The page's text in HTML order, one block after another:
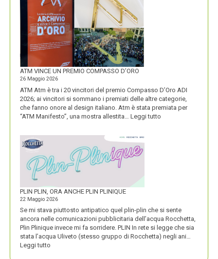
DOLOMITI
ENERGIA
MOSTRA
LA
SUA
IDENTITÀ
FORTE
ATM VINCE UN PREMIO COMPASSO D’ORO
26 Maggio 2026
ATM Atm è tra i 20 vincitori del premio Compasso D’Oro ADI
2026; ai vincitori si sommano i premiati delle altre categorie,
che fanno onore al design italiano. Atm è stata premiata per
“ATM Manifesto”, una mostra allestita… Leggi tutto
PLIN PLIN, ORA ANCHE PLIN PLINIQUE
22 Maggio 2026
Se mi stava piuttosto antipatico quel plin-plin che si sente
ancora nelle comunicazioni pubblicitaria dell’acqua Rocchetta,
Plin Plinique invece mi fa sorridere. PLIN In rete si legge che sia
stata l’acqua Uliveto (stesso gruppo di Rocchetta) negli ani…
Leggi tutto